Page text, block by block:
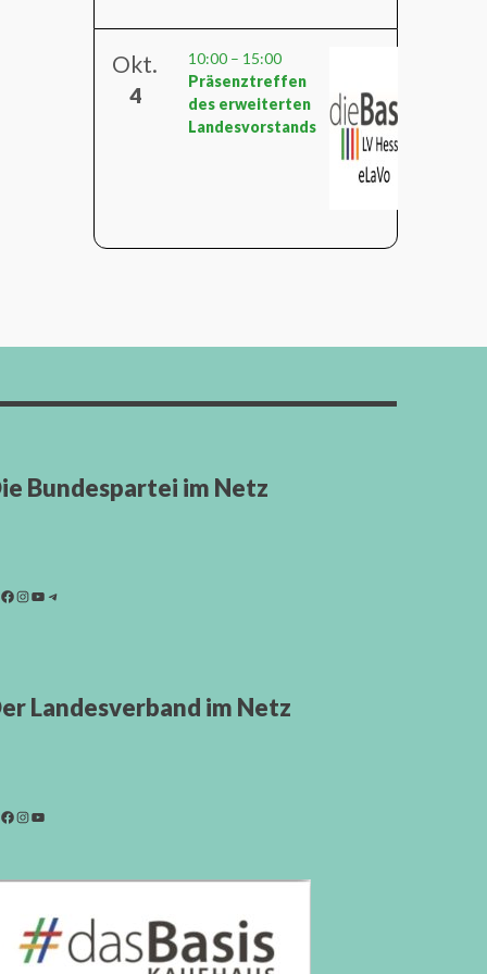
Okt.
4
10:00 – 15:00
Präsenztreffen
des erweiterten
Landesvorstands
Bundespartei im Netz
Landesverband im Netz